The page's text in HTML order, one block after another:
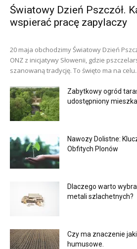
Światowy Dzień Pszczół.
wspierać pracę zapylaczy
20 maja obchodzimy Światowy Dzień
ONZ z inicjatywy Słowenii, gdzie
szanowaną tradycję. To święto ma na
Zabytkowy ogród
udostępniony
Nawozy Dolistne:
Obfitych Plonów
Dlaczego warto
metali szlachetnych?
Czy ma znaczenie
humusowe.